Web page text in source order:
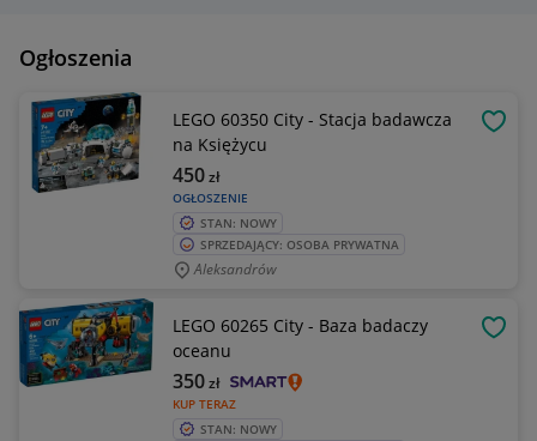
Ogłoszenia
LEGO 60350 City - Stacja badawcza
na Księżycu
OGŁOSZENIE
450zł
STAN: NOWY
SPRZEDAJĄCY: OSOBA PRYWATNA
Aleksandrów
LEGO 60265 City - Baza badaczy
oceanu
KUP TERAZ
350zł
STAN: NOWY